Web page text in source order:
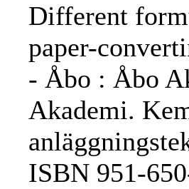
Different
paper-
- Åbo : Åbo
Akademi.
ISBN 951-